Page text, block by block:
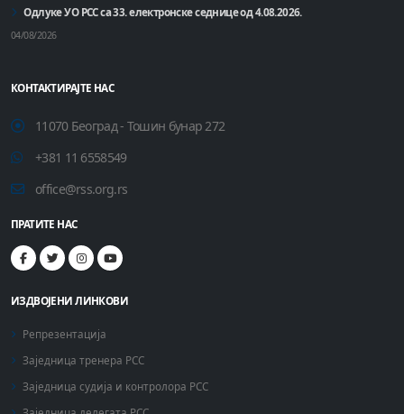
Одлуке УО РСС са 33. електронске седнице од 4.08.2026.
04/08/2026
КОНТАКТИРАЈТЕ НАС
11070 Београд - Тошин бунар 272
+381 11 6558549
office@rss.org.rs
ПРАТИТЕ НАС
ИЗДВОЈЕНИ ЛИНКОВИ
Репрезентација
Заједница тренера РСС
Заједница судија и контролора РСС